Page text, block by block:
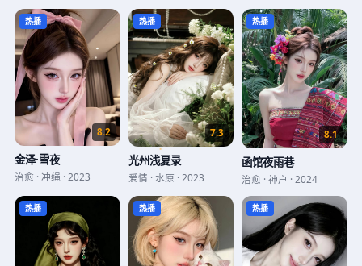
热播
8.2
金泽·雪夜
治愈 · 冲绳 · 2023
热播
7.3
光州浅夏录
爱情·水原 ·2023
热播
8.1
函馆夜雨巷
治愈 ·神户 ·2024
热播 热播 热播